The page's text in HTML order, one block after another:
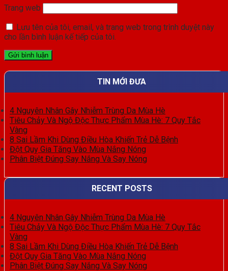
Trang web
Lưu tên của tôi, email, và trang web trong trình duyệt này
cho lần bình luận kế tiếp của tôi.
TIN MỚI ĐƯA
4 Nguyên Nhân Gây Nhiễm Trùng Da Mùa Hè
Tiêu Chảy Và Ngộ Độc Thực Phẩm Mùa Hè: 7 Quy Tắc
Vàng
8 Sai Lầm Khi Dùng Điều Hòa Khiến Trẻ Dễ Bệnh
Đột Quỵ Gia Tăng Vào Mùa Nắng Nóng
Phân Biệt Đúng Say Nắng Và Say Nóng
RECENT POSTS
4 Nguyên Nhân Gây Nhiễm Trùng Da Mùa Hè
Tiêu Chảy Và Ngộ Độc Thực Phẩm Mùa Hè: 7 Quy Tắc
Vàng
8 Sai Lầm Khi Dùng Điều Hòa Khiến Trẻ Dễ Bệnh
Đột Quỵ Gia Tăng Vào Mùa Nắng Nóng
Phân Biệt Đúng Say Nắng Và Say Nóng